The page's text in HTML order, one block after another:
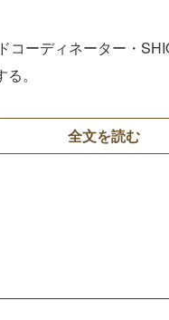
コーディネーター・
。
全文を読む